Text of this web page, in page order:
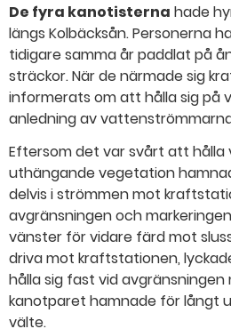
De fyra kanotisterna hade
längs Kolbäcksån. Personerna
tidigare samma år paddlat på
sträckor. När de närmade sig
informerats om att hålla sig på
anledning av
Eftersom det var svårt att hålla
uthängande vegetation
delvis i strömmen mot
avgränsningen och
vänster för vidare färd mot
driva mot kraftstationen,
hålla sig fast vid
kanotparet hamnade för långt
välte.